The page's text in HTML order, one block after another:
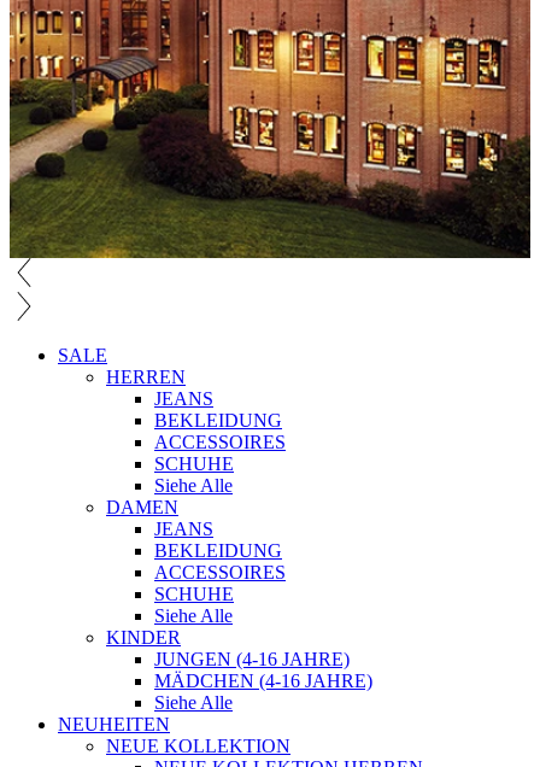
SALE
HERREN
JEANS
BEKLEIDUNG
ACCESSOIRES
SCHUHE
Siehe Alle
DAMEN
JEANS
BEKLEIDUNG
ACCESSOIRES
SCHUHE
Siehe Alle
KINDER
JUNGEN (4-16 JAHRE)
MÄDCHEN (4-16 JAHRE)
Siehe Alle
NEUHEITEN
NEUE KOLLEKTION